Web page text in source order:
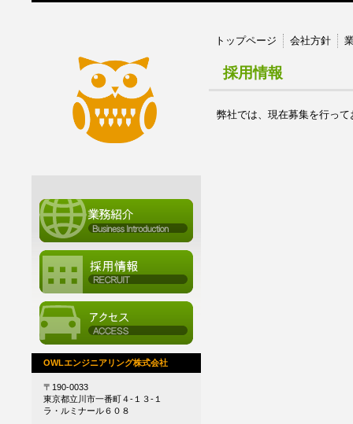
採用情報
弊社では、現在募集を行って
トップページ 会社方針
OWLエンジニアリング株式会社
〒190-0033
東京都立川市一番町４-１３-１
ラ・ルミナール６０８